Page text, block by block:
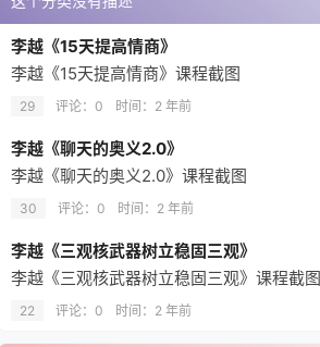
李越《15天提高情商》
李越《15天提高情商》课程截图
29 评论：0 时间： 2 年前
李越《聊天的奥义2.0》
李越《聊天的奥义2.0》课程截图
30 评论：0 时间： 2 年前
李越《三观核武器树立稳固三观》
李越《三观核武器树立稳固三观》课程截图
22 评论：0 时间： 2 年前